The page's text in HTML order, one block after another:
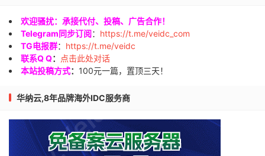
欢迎骚扰：承接代付、投稿、广告合作！
Telegram同步订阅： https://t.me/veidc_com
TG电报群： https://t.me/veidc
联系Q Q：
点击此处对话
本站投稿方式： 100元一篇，置顶三天！
华纳云,8年品牌海外IDC服务商